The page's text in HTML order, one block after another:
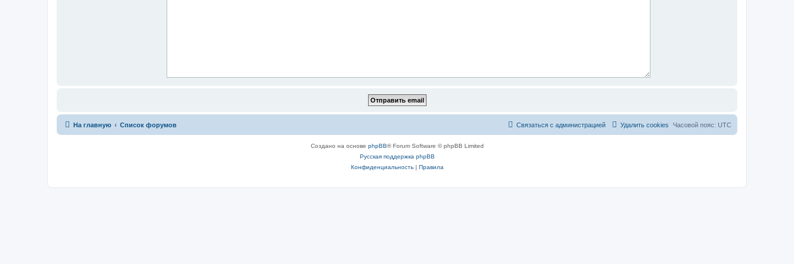
На главную Список форумов Часовой пояс: UTC
Удалить cookies
Связаться с администрацией
Создано на основе phpBB® Forum Software © phpBB Limited
Русская поддержка phpBB
Конфиденциальность| Правила